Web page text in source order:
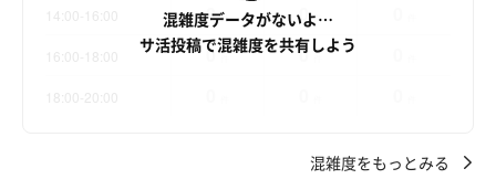
混雑度データがないよ…
サ活投稿で混雑度を共有しよう
0 件 0 件
0 0
混雑度をもっとみる